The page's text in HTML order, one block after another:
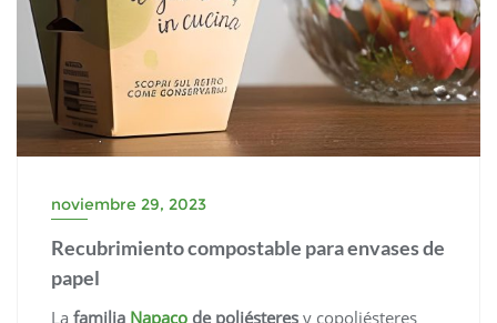
noviembre 29, 2023
Recubrimiento compostable para envases de
papel
La familia Napaco de poliésteres y copoliésteres